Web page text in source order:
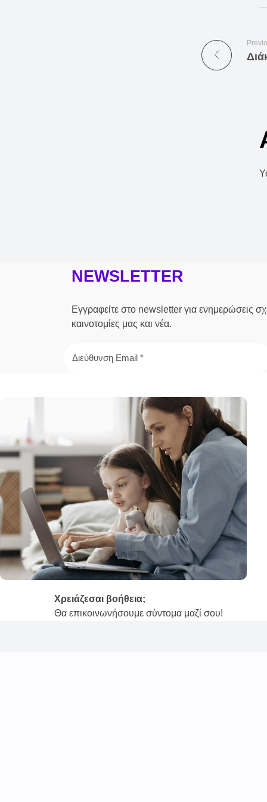
NEWSLETTER
Εγγραφείτε στο newsletter για ενημερώσεις
καινοτομίες μας και νέα.
Χρειάζεσαι βοήθεια;
Θα επικοινωνήσουμε σύντομα μαζί σου!